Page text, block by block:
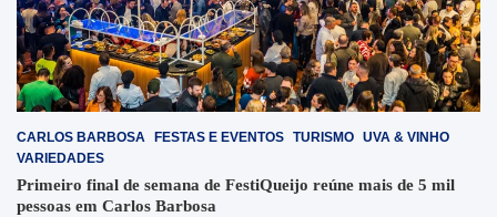
CARLOS BARBOSA FESTAS E EVENTOS TURISMO UVA & VINHO
VARIEDADES
Primeiro final de semana de FestiQueijo reúne mais de 5 mil
pessoas em Carlos Barbosa